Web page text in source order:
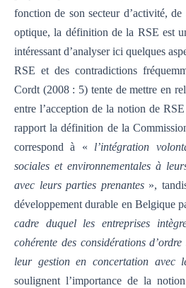
fonction de son secteur d’activité,
optique, la définition de la RSE est
intéressant d’analyser ici quelques
RSE et des contradictions
Cordt (2008 : 5) tente de mettre en
entre l’acception de la notion de
rapport la définition de la
correspond à « l’intégration
sociales et environnementales à
avec leurs parties prenantes»,
développement durable en Belgique
cadre duquel les entreprises
cohérente des considérations
leur gestion en concertation avec
soulignent l’importance de la